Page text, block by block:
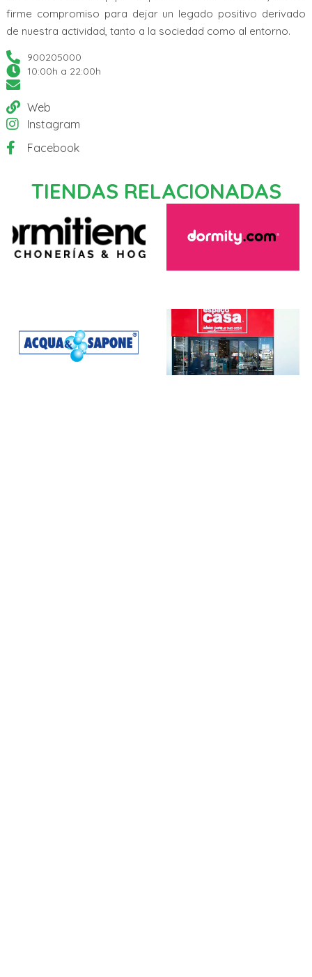
firme compromiso para dejar un legado positivo derivado
de nuestra actividad, tanto a la sociedad como al entorno.
900205000
10:00h a 22:00h
Web
Instagram
Facebook
TIENDAS RELACIONADAS